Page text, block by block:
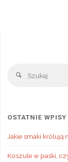
Szukaj
OSTATNIE WPISY
Jakie smaki królują
Koszule w paski,